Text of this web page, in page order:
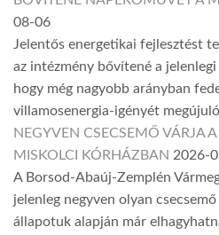
08-06
Jelentős energetikai fejlesztést
az intézmény bővítené a
hogy még nagyobb arányban
villamosenergia-igényét
NEGYVEN CSECSEMŐ VÁRJA
MISKOLCI KÓRHÁZBAN 2026-
A Borsod-Abaúj-Zemplén
jelenleg negyven olyan
állapotuk alapján már